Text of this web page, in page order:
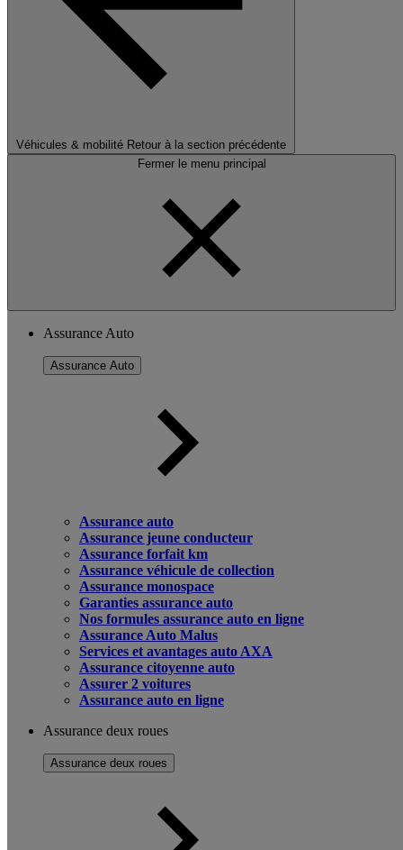
Véhicules & mobilité Retour à la section précédente
Fermer le menu principal
Assurance Auto
Assurance Auto
Assurance auto
Assurance jeune conducteur
Assurance forfait km
Assurance véhicule de collection
Assurance monospace
Garanties assurance auto
Nos formules assurance auto en ligne
Assurance Auto Malus
Services et avantages auto AXA
Assurance citoyenne auto
Assurer 2 voitures
Assurance auto en ligne
Assurance deux roues
Assurance deux roues